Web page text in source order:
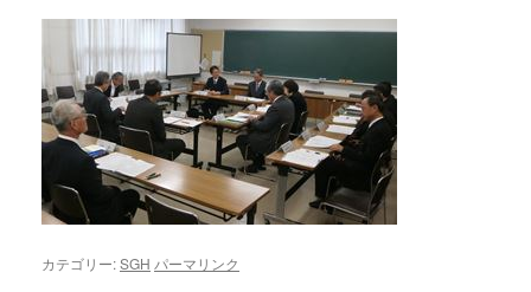
カテゴリー:SGH パーマリンク